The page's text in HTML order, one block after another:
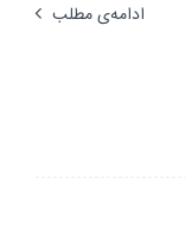
ادامه‌ی مطلب